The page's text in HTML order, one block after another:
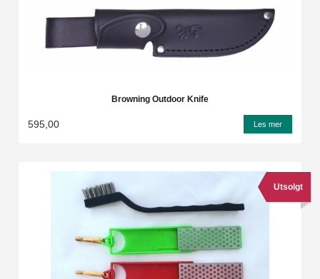
Browning Outdoor Knife
595,00 Les mer
Utsolgt